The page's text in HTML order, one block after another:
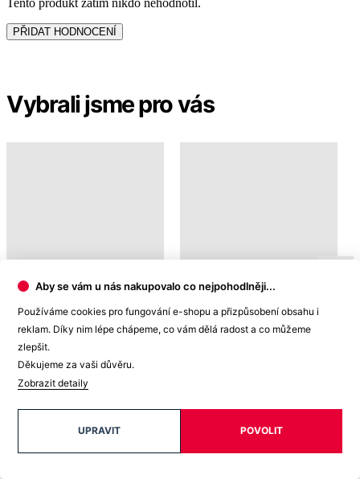
SMETANA 1 099 Kč AGEN 1 099 Kč
Doprava ZDARMA
od 2 500 Kč
Aby se vám u nás nakupovalo co nejpohodlněji...
Používáme cookies pro fungování e-shopu a přizpůsobení obsahu i
reklam. Díky nim lépe chápeme, co vám dělá radost a co můžeme
zlepšit.
Děkujeme za vaši důvěru.
Zobrazit detaily
POVOLIT
UPRAVIT